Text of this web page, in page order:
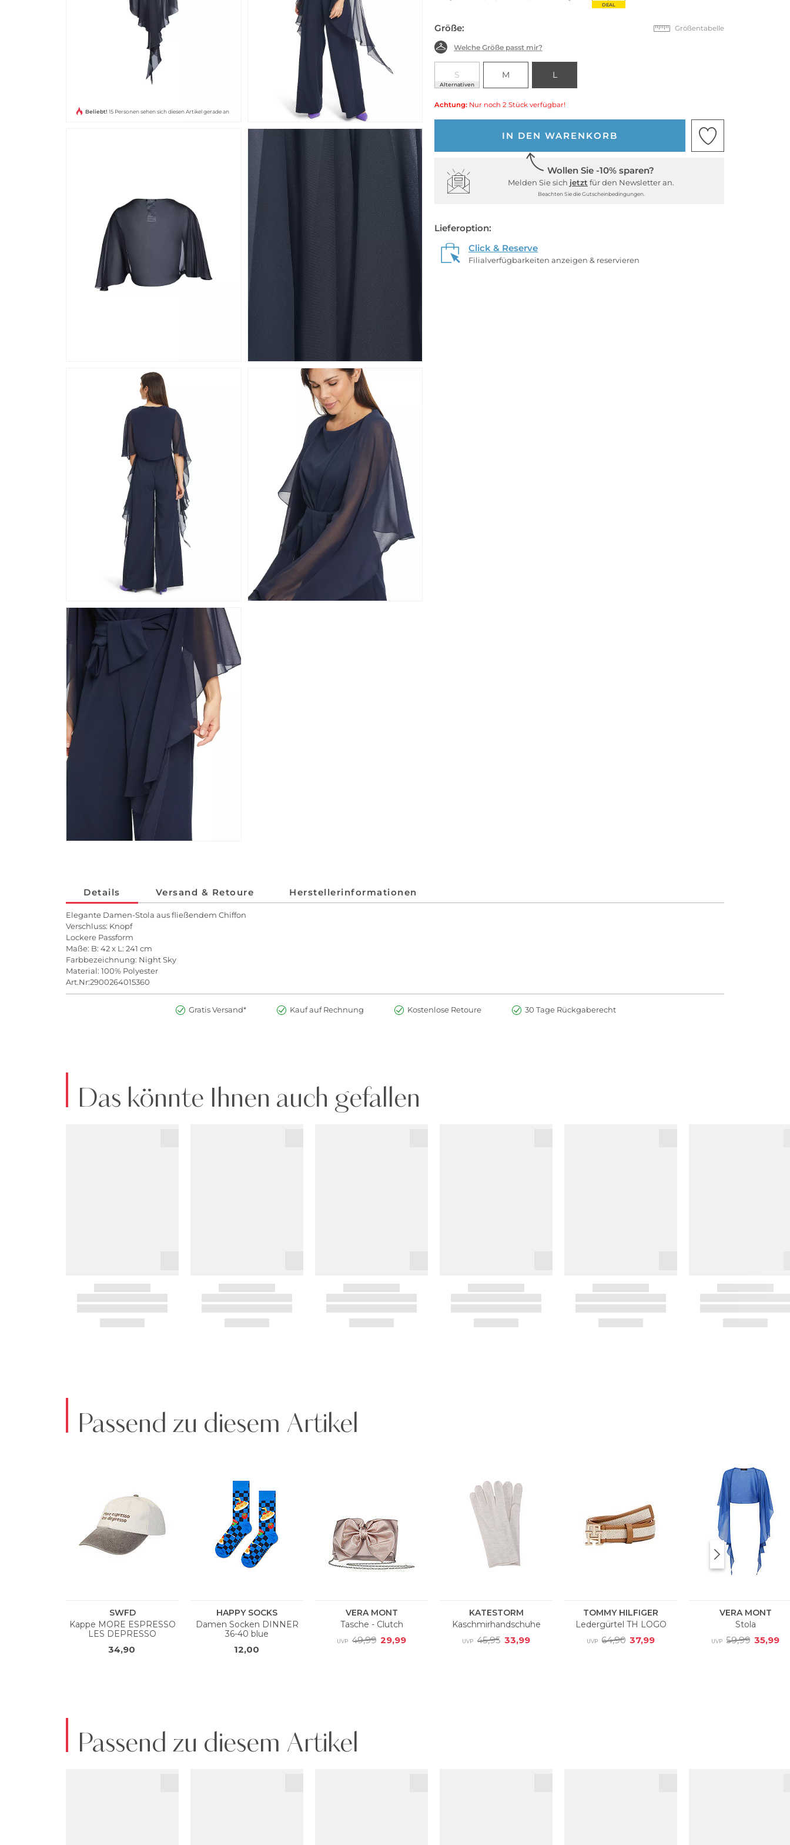
Beliebt! 15 Personen sehen sich diesen Artikel gerade an
DEAL
Größe: Größentabelle
Welche Größe passt mir?
S
Alternativen
M L
Achtung: Nur noch 2 Stück verfügbar!
IN DEN WARENKORB
Wollen Sie -10% sparen?
Melden Sie sich jetzt für den Newsletter an.
Beachten Sie die Gutscheinbedingungen.
Lieferoption:
Click & Reserve
Filialverfügbarkeiten anzeigen & reservieren
Details Versand & Retoure Herstellerinformationen
Elegante Damen-Stola aus fließendem Chiffon
Verschluss: Knopf
Lockere Passform
Maße: B: 42 x L: 241 cm
Farbbezeichnung: Night Sky
Material: 100% Polyester
Art.Nr:2900264015360
Gratis Versand* Kauf auf Rechnung Kostenlose Retoure 30 Tage Rückgaberecht
Das könnte Ihnen auch gefallen
Passend zu diesem Artikel
Passend zu diesem Artikel